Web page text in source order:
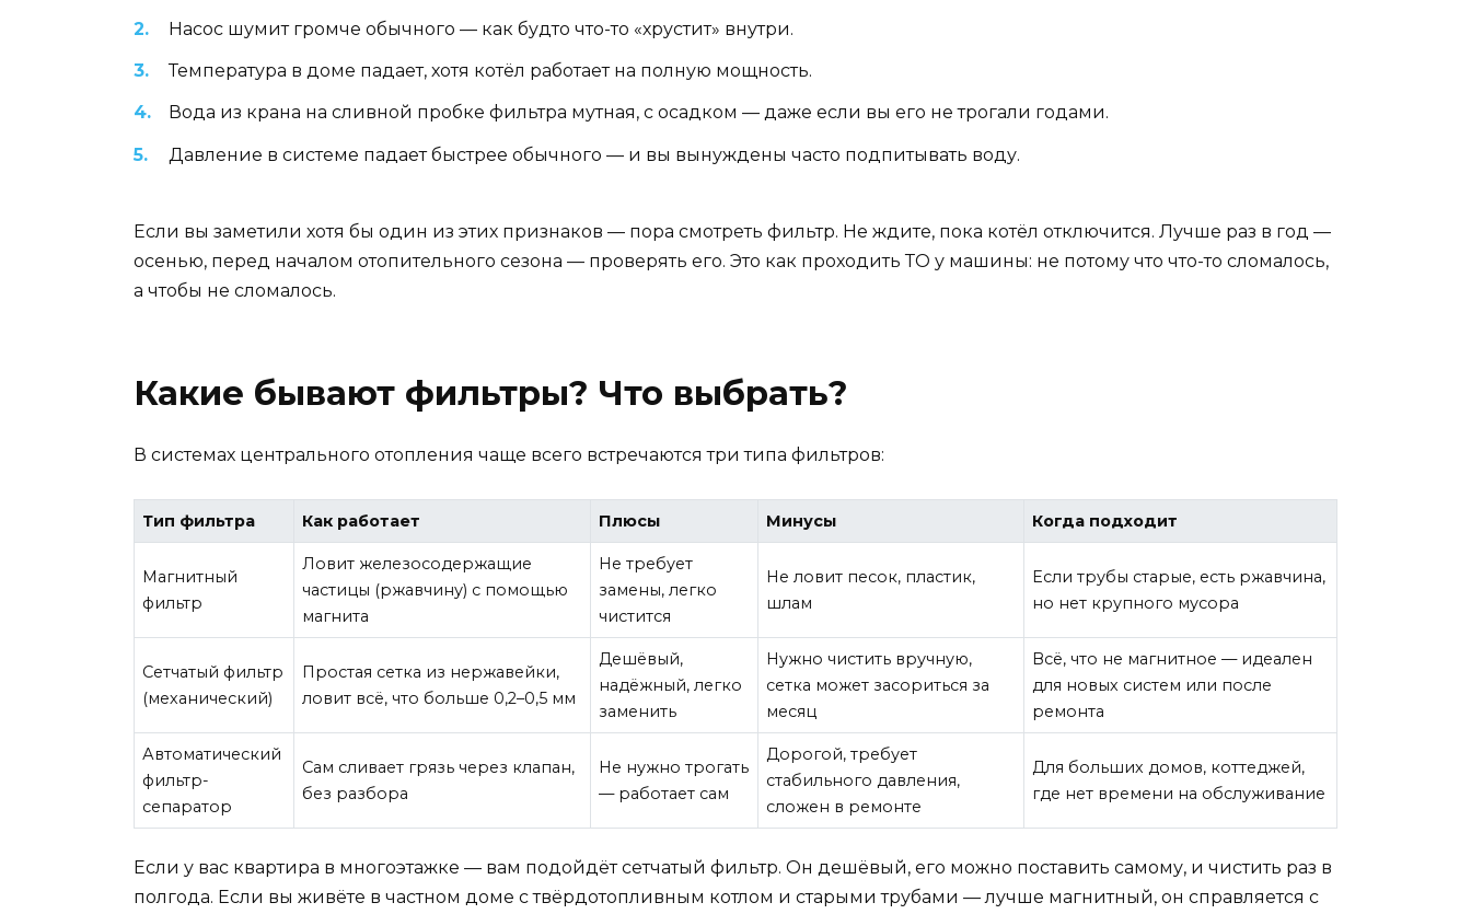
Насос шумит громче обычного — как будто что-то «хрустит» внутри.
Температура в доме падает, хотя котёл работает на полную мощность.
Вода из крана на сливной пробке фильтра мутная, с осадком — даже если вы его не трогали годами.
Давление в системе падает быстрее обычного — и вы вынуждены часто подпитывать воду.
Если вы заметили хотя бы один из этих признаков — пора смотреть фильтр. Не ждите, пока котёл отключится. Лучше раз в год —
осенью, перед началом отопительного сезона — проверять его. Это как проходить ТО у машины: не потому что что-то сломалось,
а чтобы не сломалось.
Какие бывают фильтры? Что выбрать?
В системах центрального отопления чаще всего встречаются три типа фильтров:
Тип фильтра Как работает Плюсы Минусы Когда подходит
Магнитный
фильтр
Ловит железосодержащие
частицы (ржавчину) с помощью
магнита
Не требует
замены, легко
чистится
Не ловит песок, пластик,
шлам
Если трубы старые, есть ржавчина,
но нет крупного мусора
Сетчатый фильтр
(механический)
Простая сетка из нержавейки,
ловит всё, что больше 0,2–0,5 мм
Дешёвый,
надёжный, легко
заменить
Нужно чистить вручную,
сетка может засориться за
месяц
Всё, что не магнитное — идеален
для новых систем или после
ремонта
Автоматический
фильтр-
сепаратор
Сам сливает грязь через клапан,
без разбора
Не нужно трогать
— работает сам
Дорогой, требует
стабильного давления,
сложен в ремонте
Для больших домов, коттеджей,
где нет времени на обслуживание
Если у вас квартира в многоэтажке — вам подойдёт сетчатый фильтр. Он дешёвый, его можно поставить самому, и чистить раз в
полгода. Если вы живёте в частном доме с твёрдотопливным котлом и старыми трубами — лучше магнитный, он справляется с